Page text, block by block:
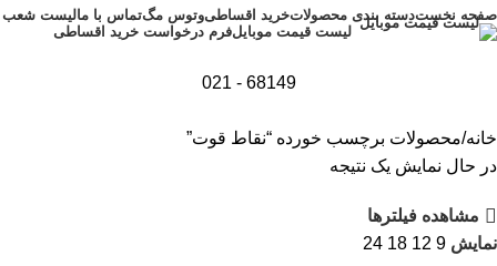
صفحه نخستدسته بندی محصولاتخرید اقساطیوتوس مگتماس با مالیست شعب
لیست قیمت موبایلفرم درخواست خرید اقساطی
68149 - 021
خانه محصولات برچسب خورده “نقاط قوت”
در حال نمایش یک نتیجه
مشاهده فیلترها
نمایش 9
12
18
24